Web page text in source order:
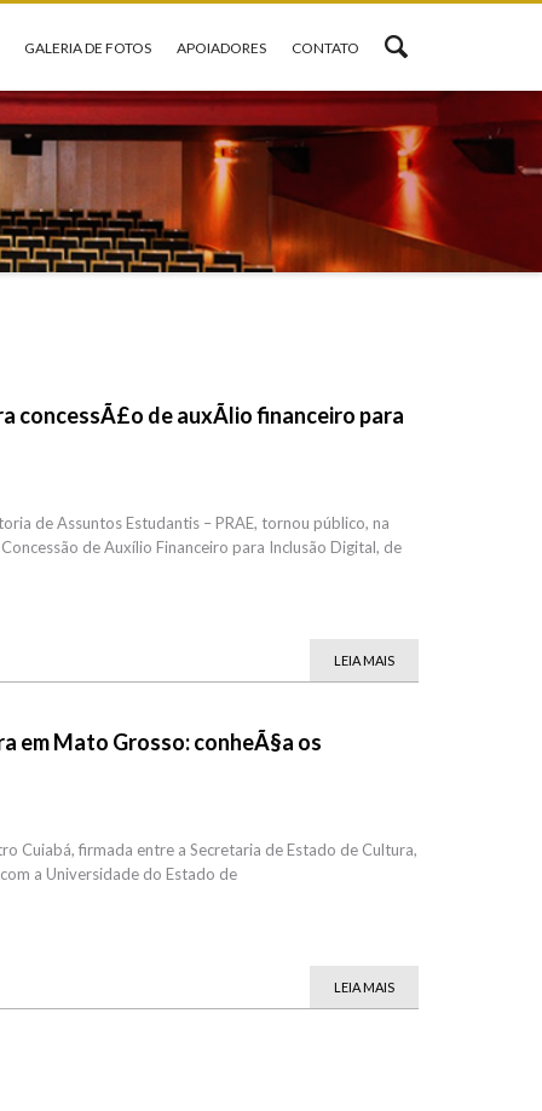
GALERIA DE FOTOS APOIADORES CONTATO
concessÃ£o de auxÃ­lio financeiro para
de Assuntos Estudantis – PRAE, tornou público, na
de Auxílio Financeiro para Inclusão Digital, de
LEIA MAIS
em Mato Grosso: conheÃ§a os
Cuiabá, firmada entre a Secretaria de Estado de Cultura,
a Universidade do Estado de
LEIA MAIS